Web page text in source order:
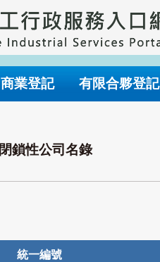
商業登記 有限合夥登記
閉鎖性公司名錄
統一編號